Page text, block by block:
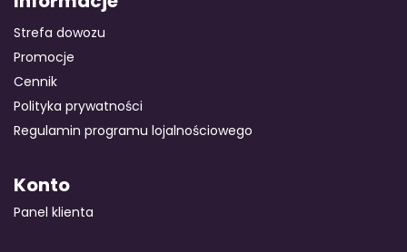
Strefa dowozu
Promocje
Cennik
Polityka prywatności
Regulamin programu lojalnościowego
Konto
Panel klienta